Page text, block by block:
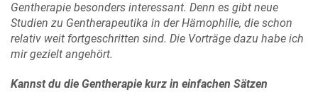
Gentherapie besonders interessant. Denn es gibt neue
Studien zu Gentherapeutika in der Hämophilie, die schon
relativ weit fortgeschritten sind. Die Vorträge dazu habe ich
mir gezielt angehört.
Kannst du die Gentherapie kurz in einfachen Sätzen